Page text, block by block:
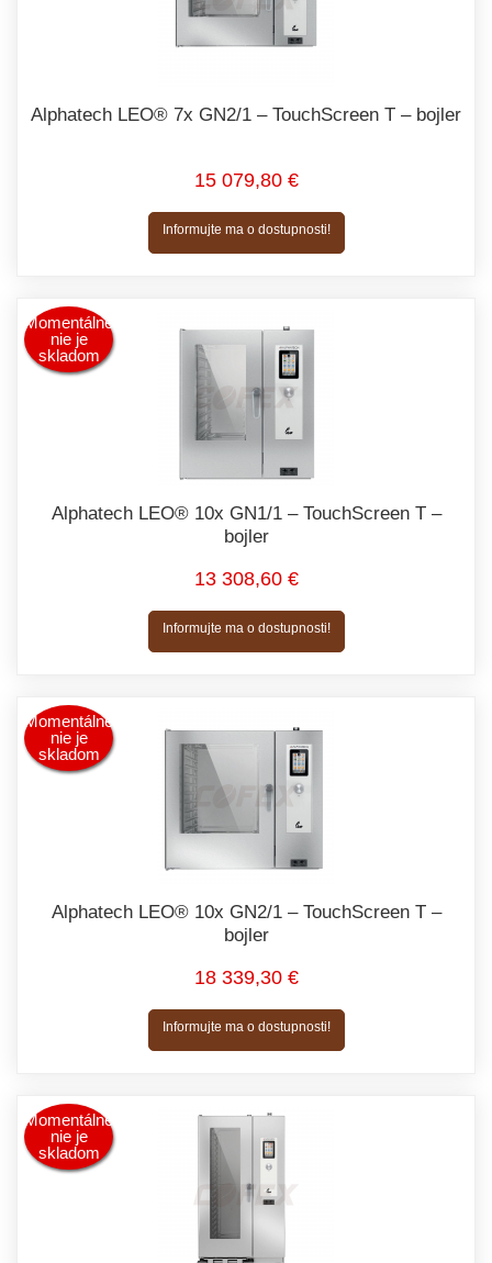
Alphatech LEO® 7x GN2/1 – TouchScreen T – bojler
15 079,80 €
Informujte ma o dostupnosti!
Momentálne
nie je
skladom
Alphatech LEO® 10x GN1/1 – TouchScreen T –
bojler
13 308,60 €
Informujte ma o dostupnosti!
Momentálne
nie je
skladom
Alphatech LEO® 10x GN2/1 – TouchScreen T –
bojler
18 339,30 €
Informujte ma o dostupnosti!
Momentálne
nie je
skladom